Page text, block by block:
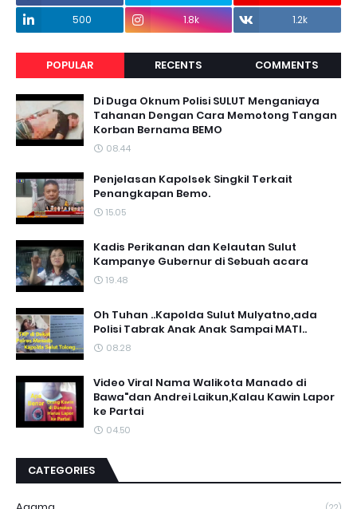
500
1.8k 1.2k
POPULAR RECENTS COMMENTS
Di Duga Oknum Polisi SULUT Menganiaya
Tahanan Dengan Cara Memotong Tangan
Korban Bernama BEMO
08.44
Penjelasan Kapolsek Singkil Terkait
Penangkapan Bemo.
15.05
Kadis Perikanan dan Kelautan Sulut
Kampanye Gubernur di Sebuah acara
19.48
Oh Tuhan ..Kapolda Sulut Mulyatno,ada
Polisi Tabrak Anak Anak Sampai MATI..
08.28
Video Viral Nama Walikota Manado di
Bawa"dan Andrei Laikun,Kalau Kawin Lapor
ke Partai
04.50
CATEGORIES